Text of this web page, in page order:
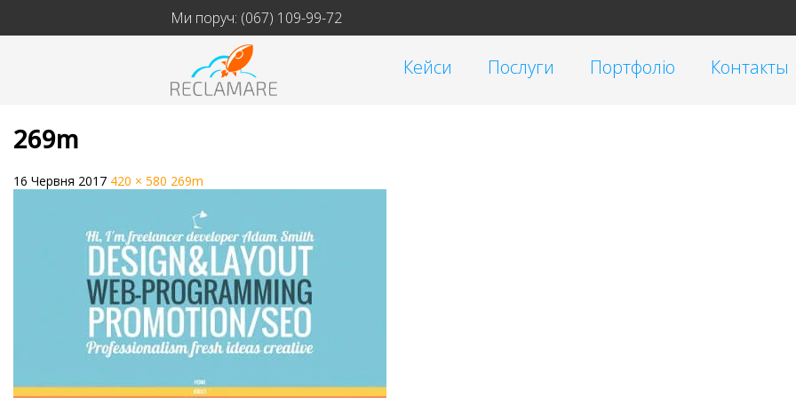
Ми поруч: (067) 109-99-72
Кейси Послуги Портфоліо Контакты
269m
16 Червня 2017 420 × 580 269m